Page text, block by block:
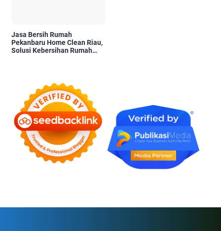
Jasa Bersih Rumah
Pekanbaru Home Clean Riau,
Solusi Kebersihan Rumah